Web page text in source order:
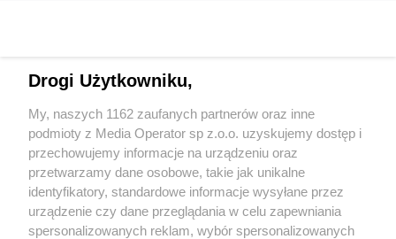
1 / 0
Wydawca mediów lokalnych
Drogi Użytkowniku,
My, naszych 1162 zaufanych partnerów oraz inne
podmioty z Media Operator sp z.o.o. uzyskujemy dostęp i
przechowujemy informacje na urządzeniu oraz
przetwarzamy dane osobowe, takie jak unikalne
identyfikatory, standardowe informacje wysyłane przez
urządzenie czy dane przeglądania w celu zapewniania
spersonalizowanych reklam, wybór spersonalizowanych